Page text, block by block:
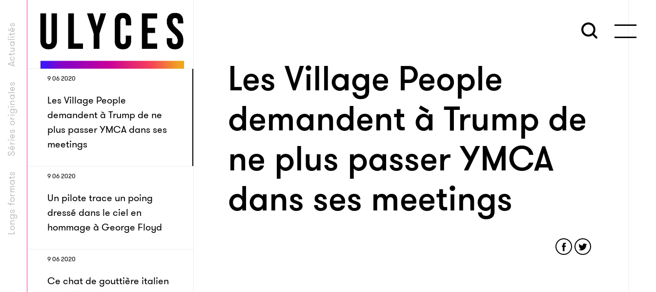
Longs formats
Séries originales
Actualités
9 06 2020
Les Village People
demandent à Trump de ne
plus passer YMCA dans ses
meetings
9 06 2020
Un pilote trace un poing
dressé dans le ciel en
hommage à George Floyd
9 06 2020
Ce chat de gouttière italien
Les Village People
demandent à Trump de
ne plus passer YMCA
dans ses meetings